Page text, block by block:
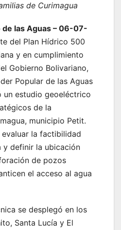
de Curimagua
las Aguas – 06-07-
del Plan Hídrico 500
y en cumplimiento
Gobierno Bolivariano,
Popular de las Aguas
un estudio geoeléctrico
de la
municipio Petit.
la factibilidad
y definir la ubicación
de pozos
el acceso al agua
se desplegó en los
Santa Lucía y El